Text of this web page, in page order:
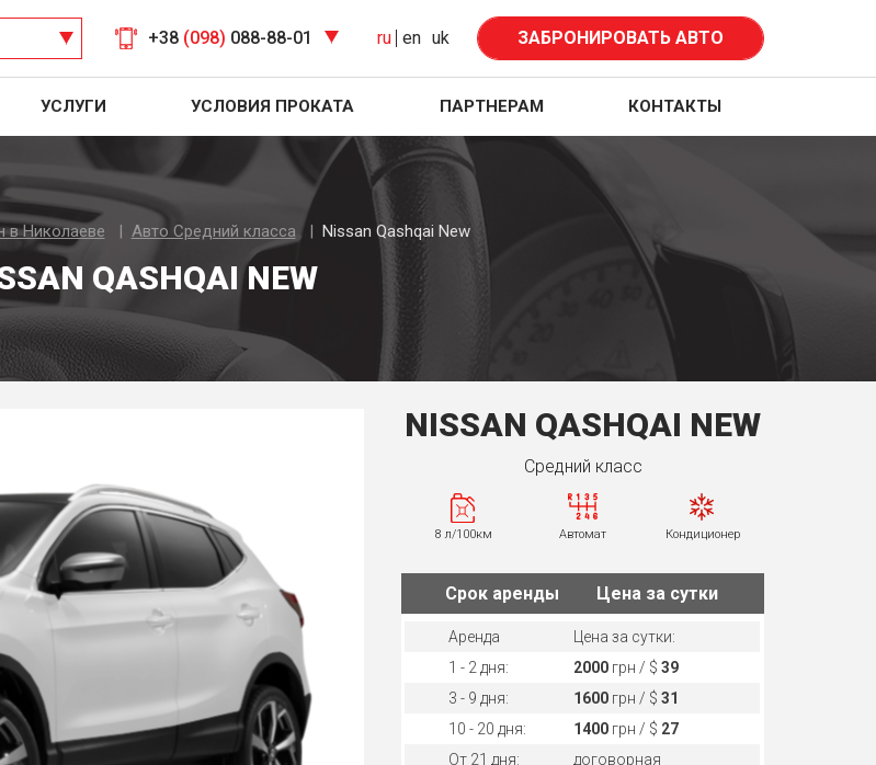
+38 (098) 088-88-01 ru en uk ЗАБРОНИРОВАТЬ АВТО
УСЛУГИ УСЛОВИЯ ПРОКАТА ПАРТНЕРАМ КОНТАКТЫ
в Николаеве Авто Средний класса Nissan Qashqai New
QASHQAI NEW
NISSAN QASHQAI NEW
Средний класс
8 л/100км Автомат Кондиционер
Cрок аренды Цена за сутки
Аренда
Цена за сутки:
1 - 2 дня:
2000 грн / $39
3 - 9 дня:
1600 грн / $31
10 - 20 дня:
1400 грн / $ 27
От 21 дня:
договорная